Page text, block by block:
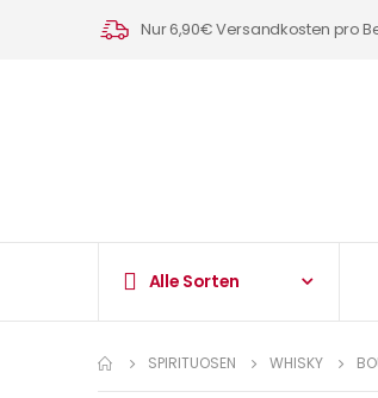
Nur 6,90€ Versandkosten pro
Alle Sorten
SPIRITUOSEN WHISKY